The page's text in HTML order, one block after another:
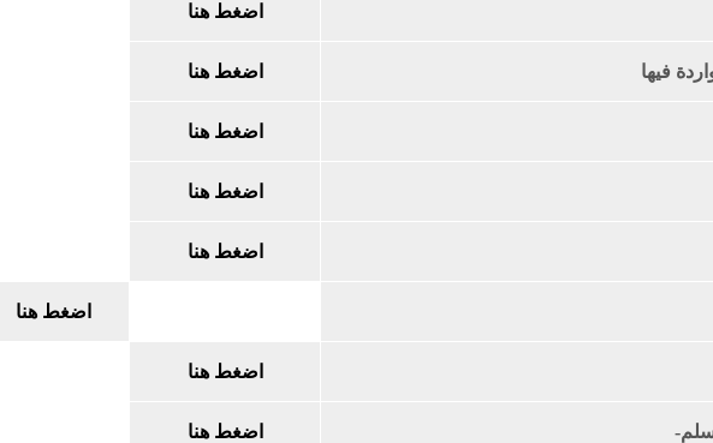
اضغط هنا
فيها اضغط هنا
اضغط هنا
اضغط هنا
اضغط هنا
اضغط هنا
اضغط هنا
اضغط هنا